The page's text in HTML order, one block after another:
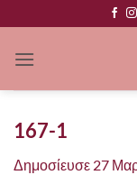
στο
περιεχόμενο
167-1
Δημοσίευσε 27